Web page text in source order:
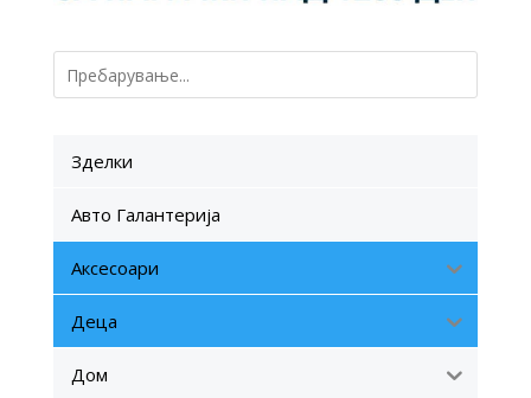
Зделки
Авто Галантерија
Аксесоари
Деца
Дом